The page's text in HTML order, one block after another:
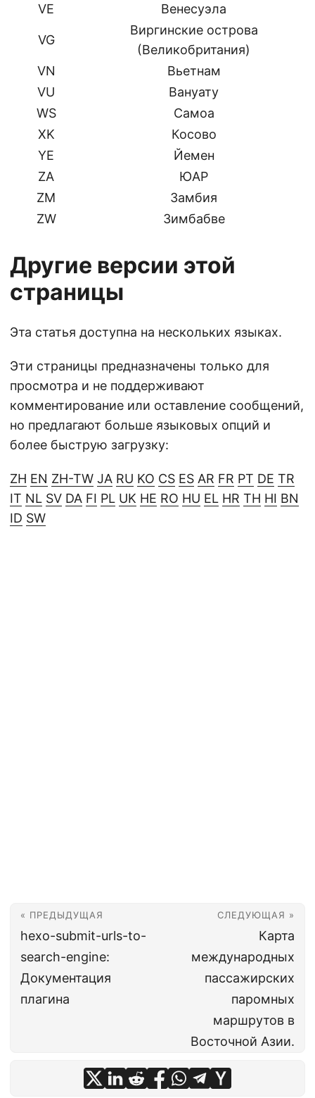
VE
Венесуэла
VG
Виргинские острова
(Великобритания)
VN
Вьетнам
VU
Вануату
WS
Самоа
XK
Косово
YE
Йемен
ZA
ЮАР
ZM
Замбия
ZW
Зимбабве
Другие версии этой
страницы
Эта статья доступна на нескольких языках.
Эти страницы предназначены только для
просмотра и не поддерживают
комментирование или оставление сообщений,
но предлагают больше языковых опций и
более быструю загрузку:
ZH EN ZH-TW JA RU KO CS ES AR FR PT DE TR
IT NL SV DA FI PL UK HE RO HU EL HR TH HI BN
ID SW
« ПРЕДЫДУЩАЯ
hexo-submit-urls-to-
search-engine:
Документация
плагина
СЛЕДУЮЩАЯ »
Карта
международных
пассажирских
паромных
маршрутов в
Восточной Азии.